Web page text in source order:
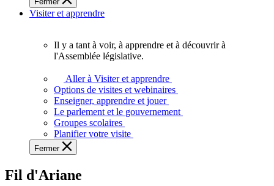
besoin
de
Visiter et apprendre
voir,
apprendre
et
à
à
Il y a tant à voir, à apprendre et à découvrir à
l'Assemblée législative.
Aller à Visiter et apprendre
Options de visites et webinaires
Enseigner, apprendre et jouer
Le parlement et le gouvernement
Groupes scolaires
Planifier votre visite
Fermer
Fil d'Ariane